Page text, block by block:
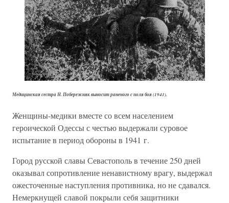
Медицинская сестра Н. Побережняк выносит раненого с поля боя (1941).
Женщины-медики вместе со всем населением
героической Одессы с честью выдержали суровое
испытание в период обороны в 1941 г.
Город русской славы Севастополь в течение 250 дней
оказывал сопротивление ненавистному врагу, выдержал
ожесточенные наступления противника, но не сдавался.
Немеркнущей славой покрыли себя защитники